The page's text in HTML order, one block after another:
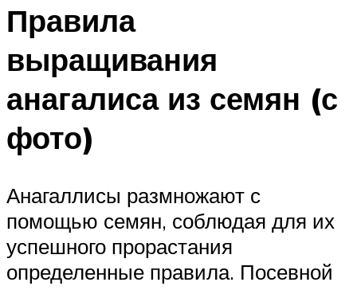
Правила
выращивания
анагалиса из семян (с
фото)
Анагаллисы размножают с
помощью семян, соблюдая для их
успешного прорастания
определенные правила. Посевной